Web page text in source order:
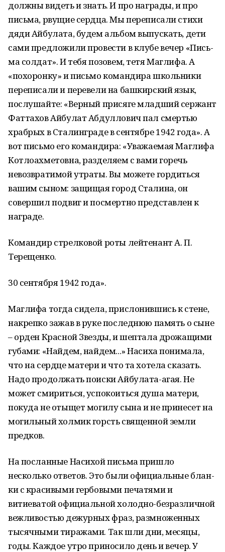
дол­жны видеть и знать. И про награды, и про
письма, рвущие сердца. Мы переписали стихи
дяди Айбулата, будем альбом вы­пускать, дети
сами предложили провести в клубе вечер «Пись­
ма солдат». И тебя позовем, тетя Маглифа. А
«похоронку» и письмо командира школьники
перепи­сали и перевели на башкирский язык,
послушайте: «Верный присяге младший сержант
Фаттахов Айбулат Абдуллович пал смертью
храбрых в Сталингра­де в сентябре 1942 года». А
вот письмо его командира: «Уважаемая Маглифа
Котлоахметовна, разделяем с вами го­речь
невозвратимой утраты. Вы можете гордиться
вашим сыном: защищая город Сталина, он
совершил подвиг и посмертно пред­ставлен к
награде.
Командир стрелковой роты лейтенант А. П.
Терещенко.
30 сентября 1942 года».
Маглифа тогда сидела, прислонившись к стене,
накрепко зажав в руке последнюю память о сыне
– орден Красной Звезды, и шептала дрожащими
губами: «Найдем, найдем...» Насиха понимала,
что на сердце матери и что та хотела сказать.
Надо продолжать поиски Айбулата-агая. Не
может смириться, успокоиться душа матери,
покуда не отыщет могилу сына и не принесет на
могильный холмик горсть священной земли
предков.
На посланные Насихой письма пришло
несколько ответов. Это были официальные блан­
ки с красивыми гербовыми печатями и
витиеватой официаль­ной холодно-безразличной
вежливостью дежурных фраз, размноженных
тысячными тиражами. Так шли дни, месяцы,
годы. Каждое утро приносило день и вечер. У